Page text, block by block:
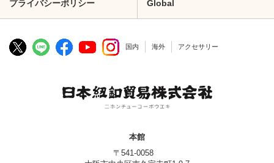
プライバシーポリシー Global
国内 海外 アクセサリー
本館
〒541-0058